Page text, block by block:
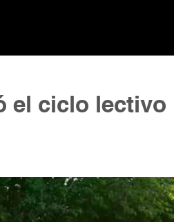
el ciclo lectivo